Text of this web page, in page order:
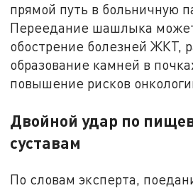
прямой путь в больничную
Переедание шашлыка
обострение болезней ЖКТ,
образование камней в
повышение рисков
Двойной удар по
суставам
По словам эксперта,